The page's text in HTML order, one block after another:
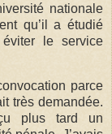
nationale
qu’il a étudié
le service
parce
très demandée.
plus tard un